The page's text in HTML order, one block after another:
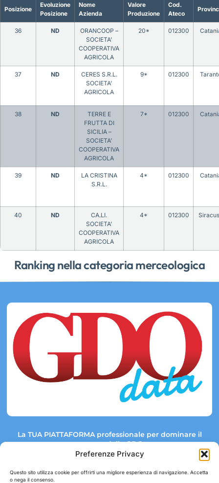
Preferenze Privacy
Questo sito utilizza cookie per offrirti una migliore esperienza di navigazione. Accetta
o nega il consenso.
Ranking nella categoria merceologica
Posizione
Evoluzione
Posizione
Nome
Azienda
Valore
Produzione
Cod.
Ateco
36 ND
ORANCOOP –
SOCIETA’
COOPERATIVA
AGRICOLA
20* 012300
37 ND
CERES S.R.L.
SOCIETA’
AGRICOLA
9* 012300
38 ND
TERRE E
FRUTTA DI
SICILIA –
SOCIETA’
COOPERATIVA
AGRICOLA
7* 012300
39 ND
LA CRISTINA
S.R.L.
4* 012300
40 ND
CA.LI.
SOCIETA’
COOPERATIVA
AGRICOLA
4* 012300
La TUA PIATTAFORMA professionale per dominare il
mercato della GDO.